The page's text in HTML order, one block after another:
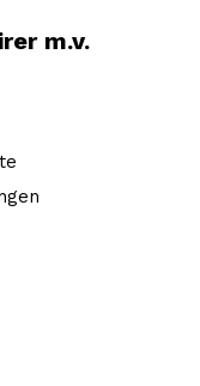
m.v.